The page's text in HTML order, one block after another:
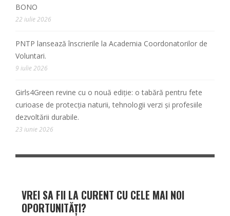
BONO
22 iulie 2026
PNTP lansează înscrierile la Academia Coordonatorilor de
Voluntari.
9 iulie 2026
Girls4Green revine cu o nouă ediție: o tabără pentru fete
curioase de protecția naturii, tehnologii verzi și profesiile
dezvoltării durabile.
23 iunie 2026
VREI SA FII LA CURENT CU CELE MAI NOI
OPORTUNITĂȚI?